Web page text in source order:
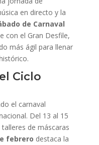
en directo y la
de Carnaval
con el Gran Desfile,
más ágil para llenar
Ciclo
el carnaval
Del 13 al 15
de máscaras
febrero destaca la